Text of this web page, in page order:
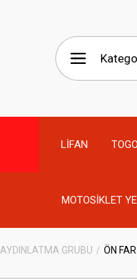
LİFAN
MOTOSİKLET
AYDINLATMA GRUBU ÖN